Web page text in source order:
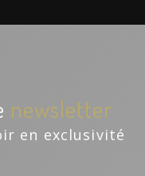
newsletter
en exclusivité